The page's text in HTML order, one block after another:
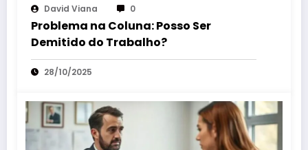
David Viana 0
Problema na Coluna: Posso Ser
Demitido do Trabalho?
28/10/2025